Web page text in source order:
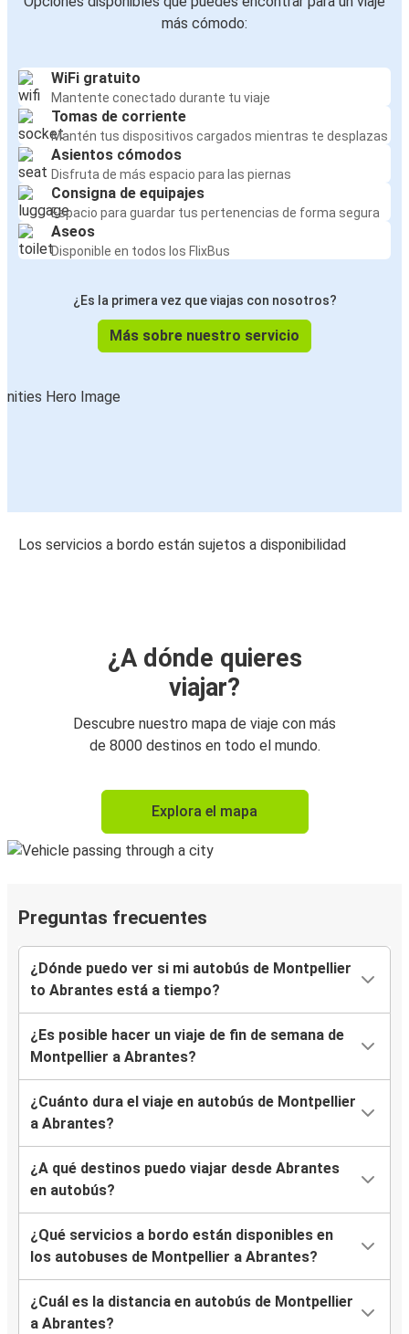
más cómodo:
WiFi gratuito
Mantente conectado durante tu viaje
Tomas de corriente
Mantén tus dispositivos cargados mientras te desplazas
Asientos cómodos
Disfruta de más espacio para las piernas
Consigna de equipajes
Espacio para guardar tus pertenencias de forma segura
Aseos
Disponible en todos los FlixBus
¿Es la primera vez que viajas con nosotros?
Más sobre nuestro servicio
Los servicios a bordo están sujetos a disponibilidad
¿A dónde quieres
viajar?
Descubre nuestro mapa de viaje con más
de 8000 destinos en todo el mundo.
Explora el mapa
Preguntas frecuentes
¿Dónde puedo ver si mi autobús de Montpellier
to Abrantes está a tiempo?
¿Es posible hacer un viaje de fin de semana de
Montpellier a Abrantes?
¿Cuánto dura el viaje en autobús de Montpellier
a Abrantes?
¿A qué destinos puedo viajar desde Abrantes
en autobús?
¿Qué servicios a bordo están disponibles en
los autobuses de Montpellier a Abrantes?
¿Cuál es la distancia en autobús de Montpellier
a Abrantes?